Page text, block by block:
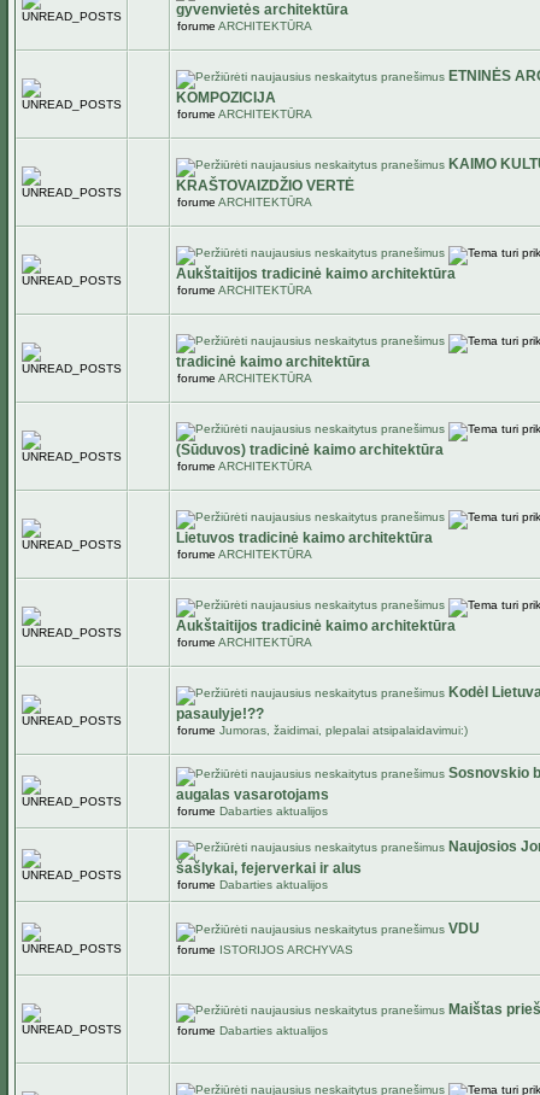
gyvenvietės architektūra
forume ARCHITEKTŪRA
ETNINĖS
KOMPOZICIJA
forume ARCHITEKTŪRA
KAIMO
KRAŠTOVAIZDŽIO VERTĖ
forume ARCHITEKTŪRA
Aukštaitijos tradicinė kaimo architektūra
forume ARCHITEKTŪRA
tradicinė kaimo architektūra
forume ARCHITEKTŪRA
(Sūduvos) tradicinė kaimo architektūra
forume ARCHITEKTŪRA
Lietuvos tradicinė kaimo architektūra
forume ARCHITEKTŪRA
Aukštaitijos tradicinė kaimo architektūra
forume ARCHITEKTŪRA
Kodėl
pasaulyje!??
forume Jumoras, žaidimai, plepalai atsipalaidavimui:)
Sosnovskio
augalas vasarotojams
forume Dabarties aktualijos
Naujosios
šašlykai, fejerverkai ir alus
forume Dabarties aktualijos
VDU
forume ISTORIJOS ARCHYVAS
Maištas
forume Dabarties aktualijos